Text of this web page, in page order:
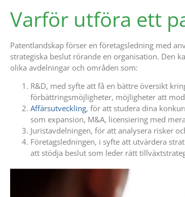
Varför utföra ett
Patentlandskap förser en företagsledning med
strategiska beslut rörande en organisation. Den
olika avdelningar och områden som:
R&D, med syfte att få en bättre översikt
förbättringsmöjligheter, möjligheter att
Affärsutveckling, för att studera dina
som expansion, M&A, licensiering med
Juristavdelningen, för att analysera risker
Företagsledningen, i syfte att utvärdera
att stödja beslut som leder rätt